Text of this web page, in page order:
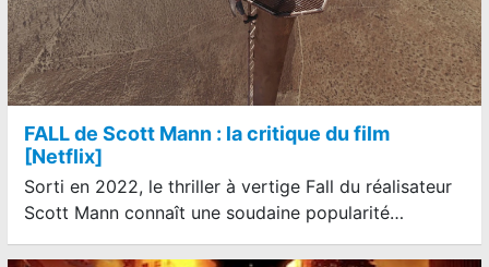
FALL de Scott Mann : la critique du film
[Netflix]
Sorti en 2022, le thriller à vertige Fall du réalisateur
Scott Mann connaît une soudaine popularité…